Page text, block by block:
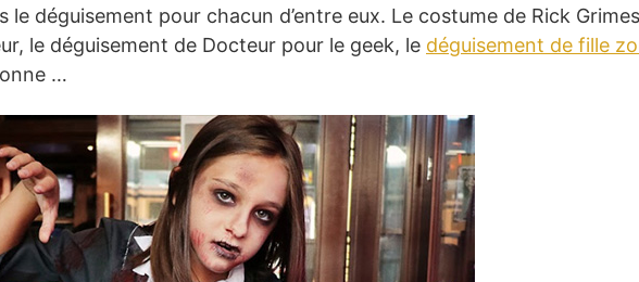
le déguisement pour chacun d’entre eux. Le costume de Rick
le déguisement de Docteur pour le geek, le déguisement de fille
…